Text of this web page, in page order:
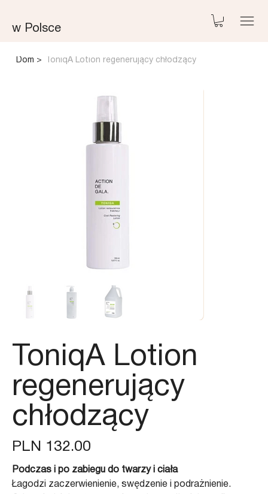
w Polsce
Dom > ToniqA Lotion regenerujący chłodzący
ToniqA Lotion
regenerujący
chłodzący
Price
PLN 132.00
Podczas i po zabiegu do twarzy i ciała
Łagodzi zaczerwienienie, swędzenie i podrażnienie.